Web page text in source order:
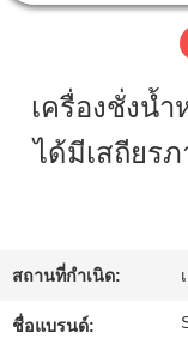
เกี่ยว
เรา
เครื่องชั่งน้
ได้มีเสถียร
สถานที่กำเนิด:
ชื่อแบรนด์: